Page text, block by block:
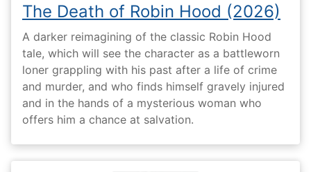
The Death of Robin Hood (2026)
A darker reimagining of the classic Robin Hood
tale, which will see the character as a battleworn
loner grappling with his past after a life of crime
and murder, and who finds himself gravely injured
and in the hands of a mysterious woman who
offers him a chance at salvation.